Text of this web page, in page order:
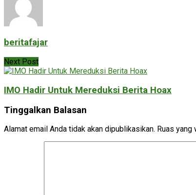
beritafajar
Next Post
IMO Hadir Untuk Mereduksi Berita Hoax
Tinggalkan Balasan
Alamat email Anda tidak akan dipublikasikan. Ruas yang